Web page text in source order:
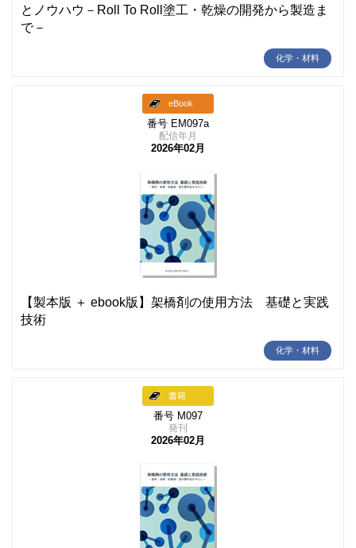
とノウハウ－Roll To Roll塗工・乾燥の開発から製造ま
で－
化学・材料
eBook
番号 EM097a
配信年月
2026年02月
【製本版 ＋ ebook版】架橋剤の使用方法 基礎と実践
技術
化学・材料
書籍
番号 M097
発刊
2026年02月